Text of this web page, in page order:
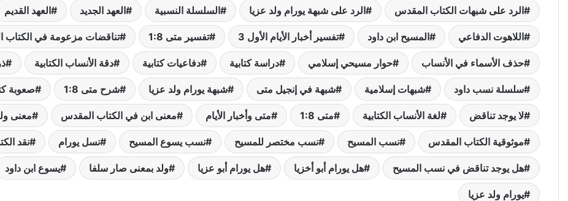
الرد على شبهات الكتاب المقدس الرد على شبهة يورام ولد عزيا السلسلة النسبية العهد الجديد العهد القديم
اللاهوت الدفاعي المسيح ابن داود تفسير أخبار الأيام الأول 3 تفسير متى 1:8 تناقضات مزعومة في الكتاب
حذف الأسماء في الأنساب حوار مسيحي إسلامي دراسة كتابية دفاعيات كتابية دقة الأنساب الكتابية
سلسلة نسب داود شبهات إسلامية شبهة في إنجيل متى شبهة يورام ولد عزيا شرح متى 1:8 صعوبة
لا يوجد تناقض لغة الأنساب الكتابية متى 1:8 متى وأخبار الأيام معنى ابن في الكتاب المقدس معنى
موثوقية الكتاب المقدس نسب المسيح نسب مختصر للمسيح نسب يسوع المسيح نسل يورام نقد
هل يوجد تناقض في نسب المسيح هل يورام أبو أخزيا هل يورام أبو عزيا ولد بمعنى صار سلفا يسوع ابن داود
يورام ولد عزيا